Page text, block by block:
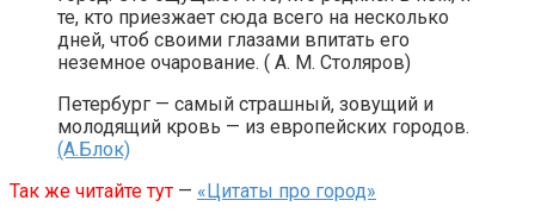
те, кто приезжает сюда всего на несколько
дней, чтоб своими глазами впитать его
неземное очарование. ( А. М. Столяров)
Петербург — самый страшный, зовущий и
молодящий кровь — из европейских городов.
(А.Блок)
Так же читайте тут — «Цитаты про город»